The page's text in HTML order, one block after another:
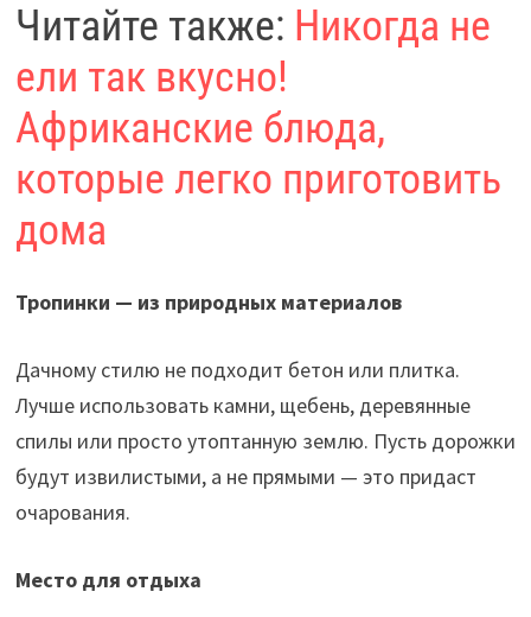
Читайте также: Никогда не
ели так вкусно!
Африканские блюда,
которые легко приготовить
дома
Тропинки — из природных материалов
Дачному стилю не подходит бетон или плитка.
Лучше использовать камни, щебень, деревянные
спилы или просто утоптанную землю. Пусть дорожки
будут извилистыми, а не прямыми — это придаст
очарования.
Место для отдыха